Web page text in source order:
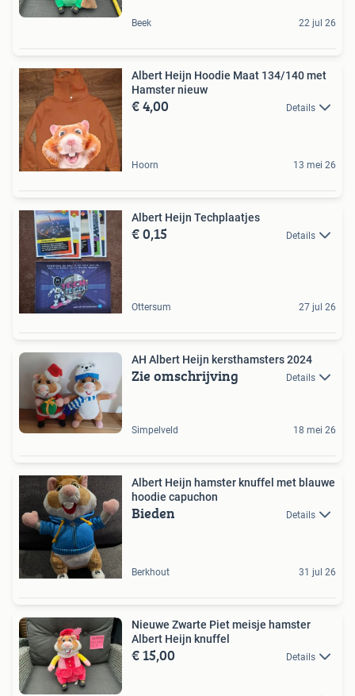
Beek 22 jul 26
Albert Heijn Hoodie Maat 134/140 met
Hamster nieuw
€ 4,00 Details
Hoorn 13 mei 26
Albert Heijn Techplaatjes
€ 0,15 Details
Ottersum 27 jul 26
AH Albert Heijn kersthamsters 2024
Zie omschrijving Details
Simpelveld 18 mei 26
Albert Heijn hamster knuffel met blauwe
hoodie capuchon
Bieden Details
Berkhout 31 jul 26
Nieuwe Zwarte Piet meisje hamster
Albert Heijn knuffel
€ 15,00 Details